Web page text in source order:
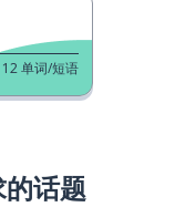
12单词/短语
话题